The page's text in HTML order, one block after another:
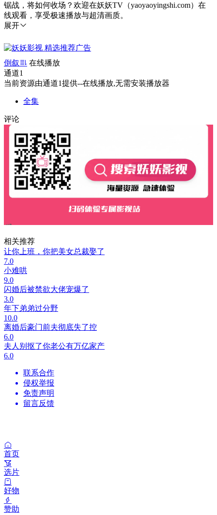
锯战，将如何收场？欢迎在妖妖TV（yaoyaoyingshi.com）在
线观看，享受极速播放与超清画质。
展开
倒叙
在线播放
通道1
当前资源由通道1提供--在线播放,无需安装播放器
全集
评论
相关推荐
让你上班，你把美女总裁娶了
7.0
小难哄
9.0
闪婚后被禁欲大佬宠爆了
3.0
年下弟弟过分野
10.0
离婚后豪门前夫彻底失了控
6.0
夫人别抠了你老公有万亿家产
6.0
联系合作
侵权举报
免责声明
留言反馈
首页
选片
好物
赞助